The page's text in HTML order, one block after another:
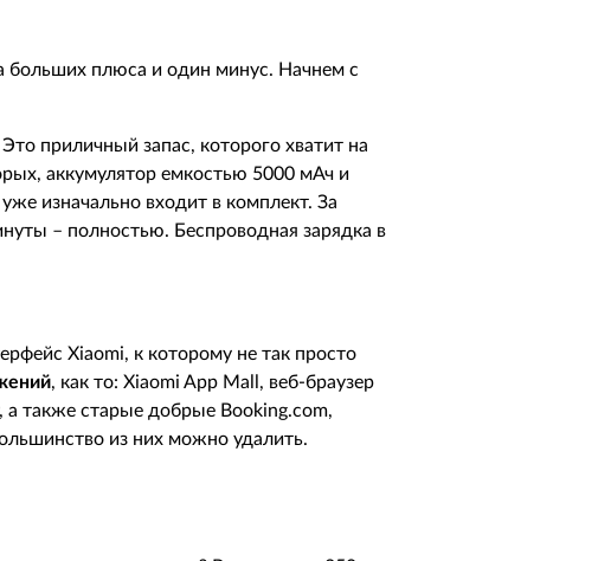
больших плюса и один минус. Начнем с
Это приличный запас, которого хватит на
аккумулятор емкостью 5000 мАч и
уже изначально входит в комплект. За
– полностью. Беспроводная зарядка в
Xiaomi, к которому не так просто
, как то: Xiaomi App Mall, веб-браузер
также старые добрые Booking.com,
из них можно удалить.